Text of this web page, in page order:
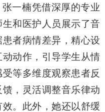
一楠凭借深厚的专业
生和医护人员展示了音
者病情差异，精心设
动作，引导学生从情
等多维度观察患者反
，灵活调整音乐律动
效。此外，她还以舒缓